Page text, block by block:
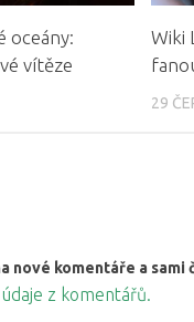
oceány:
vítěze
Wiki
29
nové komentáře a sami
z komentářů.